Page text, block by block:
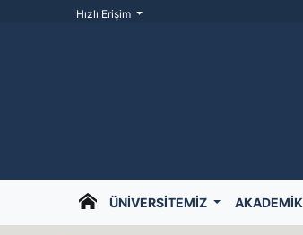
Hızlı Erişim
ÜNIVERSITEMIZ AKADEMIK